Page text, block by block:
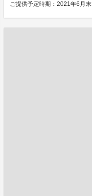
ご提供予定時期：2021年6月末